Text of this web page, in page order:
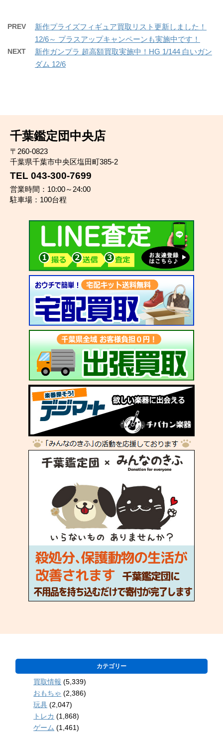
PREV
新作プライズフィギュア買取リスト更新しました！
12/6～ プラスアップキャンペーンも実施中です！
NEXT
新作ガンプラ 超高額買取実施中！HG 1/144 白いガン
ダム 12/6
千葉鑑定団中央店
〒260-0823
千葉県千葉市中央区塩田町385-2
TEL 043-300-7699
営業時間：10:00～24:00
駐車場：100台程
カテゴリー
買取情報 (5,339)
おもちゃ (2,386)
玩具 (2,047)
トレカ (1,868)
ゲーム (1,461)